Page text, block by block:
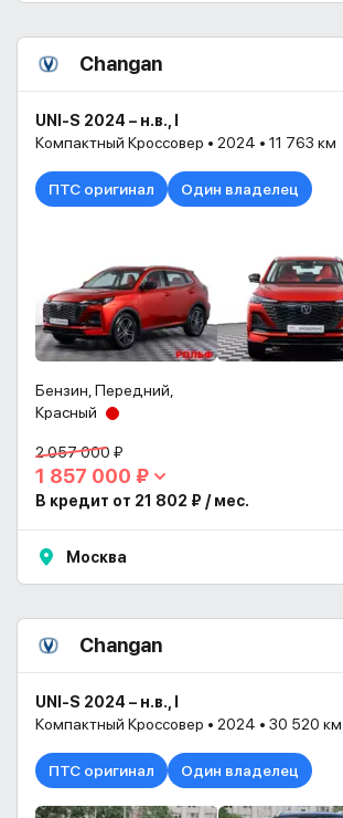
Changan
UNI-S 2024 – н.в., I
Компактный Кроссовер • 2024 • 11 763 км
ПТС оригинал Один владелец
Бензин, Передний,
Красный
2 057 000 ₽
1 857 000 ₽
В кредит от 21 802 ₽ / мес.
Москва
Changan
UNI-S 2024 – н.в., I
Компактный Кроссовер • 2024 • 30 520 км
ПТС оригинал Один владелец